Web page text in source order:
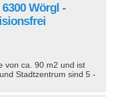
Wörgl -
von ca. 90 m2 und ist
Stadtzentrum sind 5 -